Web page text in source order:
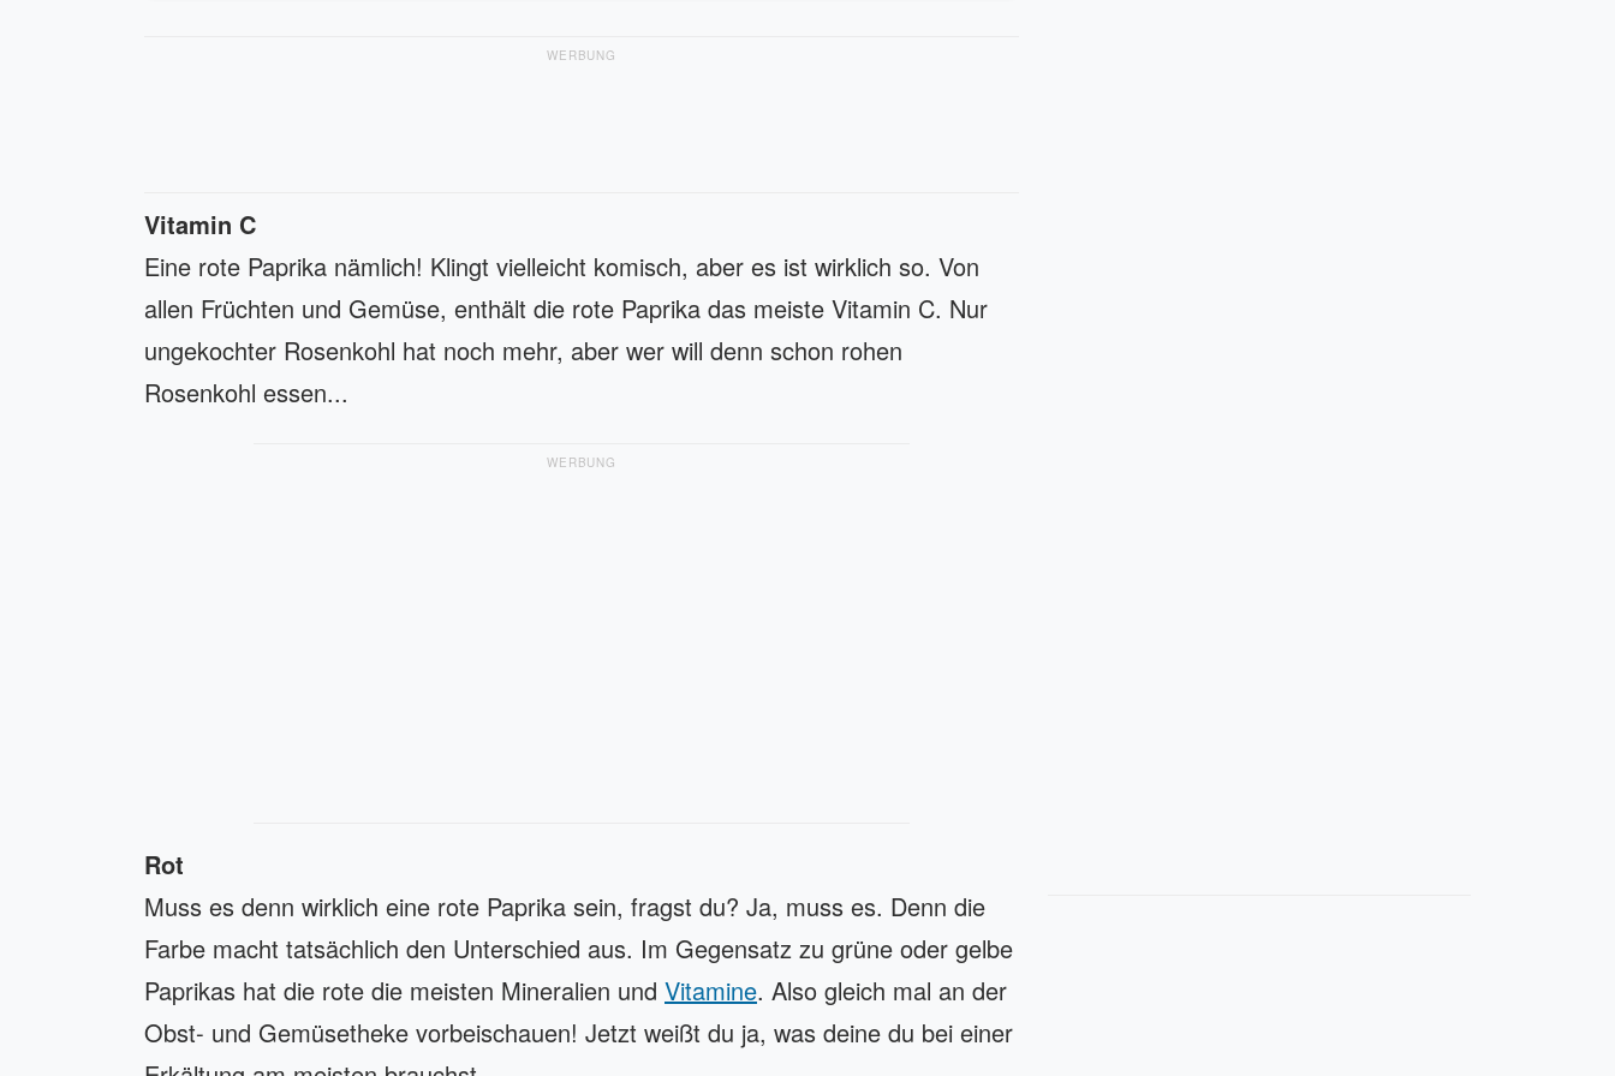
WERBUNG
Vitamin C
Eine rote Paprika nämlich! Klingt vielleicht komisch, aber es ist wirklich so. Von
allen Früchten und Gemüse, enthält die rote Paprika das meiste Vitamin C. Nur
ungekochter Rosenkohl hat noch mehr, aber wer will denn schon rohen
Rosenkohl essen...
WERBUNG
Rot
Muss es denn wirklich eine rote Paprika sein, fragst du? Ja, muss es. Denn die
Farbe macht tatsächlich den Unterschied aus. Im Gegensatz zu grüne oder gelbe
Paprikas hat die rote die meisten Mineralien und Vitamine. Also gleich mal an der
Obst- und Gemüsetheke vorbeischauen! Jetzt weißt du ja, was deine du bei einer